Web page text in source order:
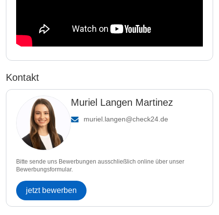
Kontakt
Muriel Langen Martinez
muriel.langen@check24.de
Bitte sende uns Bewerbungen ausschließlich online über unser
Bewerbungsformular.
jetzt bewerben